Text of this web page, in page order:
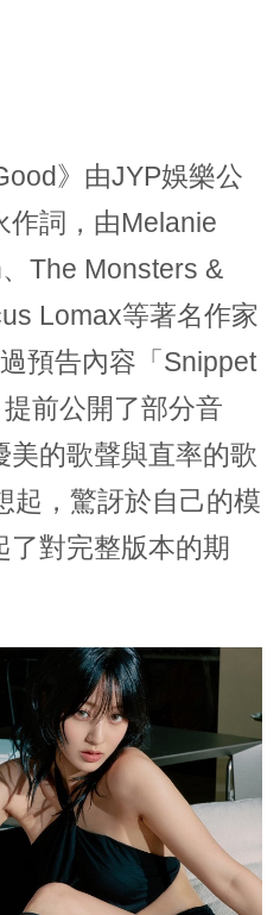
》由JYP娛樂公
作詞，由Melanie
The Monsters &
Lomax等著名作家
預告內容「Snippet
前公開了部分音
美的歌聲與直率的歌
起，驚訝於自己的模
了對完整版本的期